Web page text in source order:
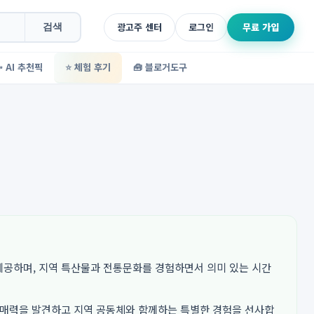
검색 광고주 센터 로그인 무료 가입
AI 추천픽 ⭐ 체험 후기 🧰 블로거도구
하며, 지역 특산물과 전통문화를 경험하면서 의미 있는 시간
력을 발견하고 지역 공동체와 함께하는 특별한 경험을 선사합